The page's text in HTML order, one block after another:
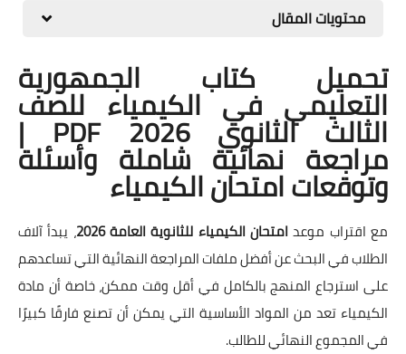
محتويات المقال
تحميل كتاب الجمهورية
التعليمي في الكيمياء للصف
الثالث الثانوي 2026 PDF |
مراجعة نهائية شاملة وأسئلة
وتوقعات امتحان الكيمياء
مع اقتراب موعدامتحان الكيمياء للثانوية العامة 2026
، يبدأ آلاف
الطلاب في البحث عن أفضل ملفات المراجعة النهائية التي تساعدهم
على استرجاع المنهج بالكامل في أقل وقت ممكن، خاصة أن مادة
الكيمياء تعد من المواد الأساسية التي يمكن أن تصنع فارقًا كبيرًا
في المجموع النهائي للطالب.